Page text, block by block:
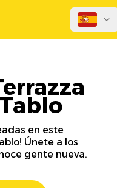
en este
Únete a los
gente nueva.